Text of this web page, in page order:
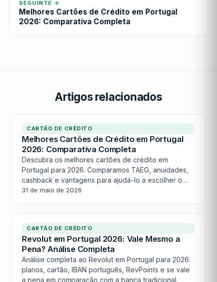
SEGUINTE →
Melhores Cartões de Crédito em Portugal
2026: Comparativa Completa
Artigos relacionados
CARTÃO DE CRÉDITO
Melhores Cartões de Crédito em Portugal
2026: Comparativa Completa
Descubra os melhores cartões de crédito em
Portugal para 2026. Comparamos TAEG, anuidades,
cashback e vantagens para ajudá-lo a escolher o
mais adequado.
31 de maio de 2026
CARTÃO DE CRÉDITO
Revolut em Portugal 2026: Vale Mesmo a
Pena? Análise Completa
Análise completa ao Revolut em Portugal para 2026:
planos, cartão, IBAN português, RevPoints e se vale
a pena em comparação com a banca tradicional.